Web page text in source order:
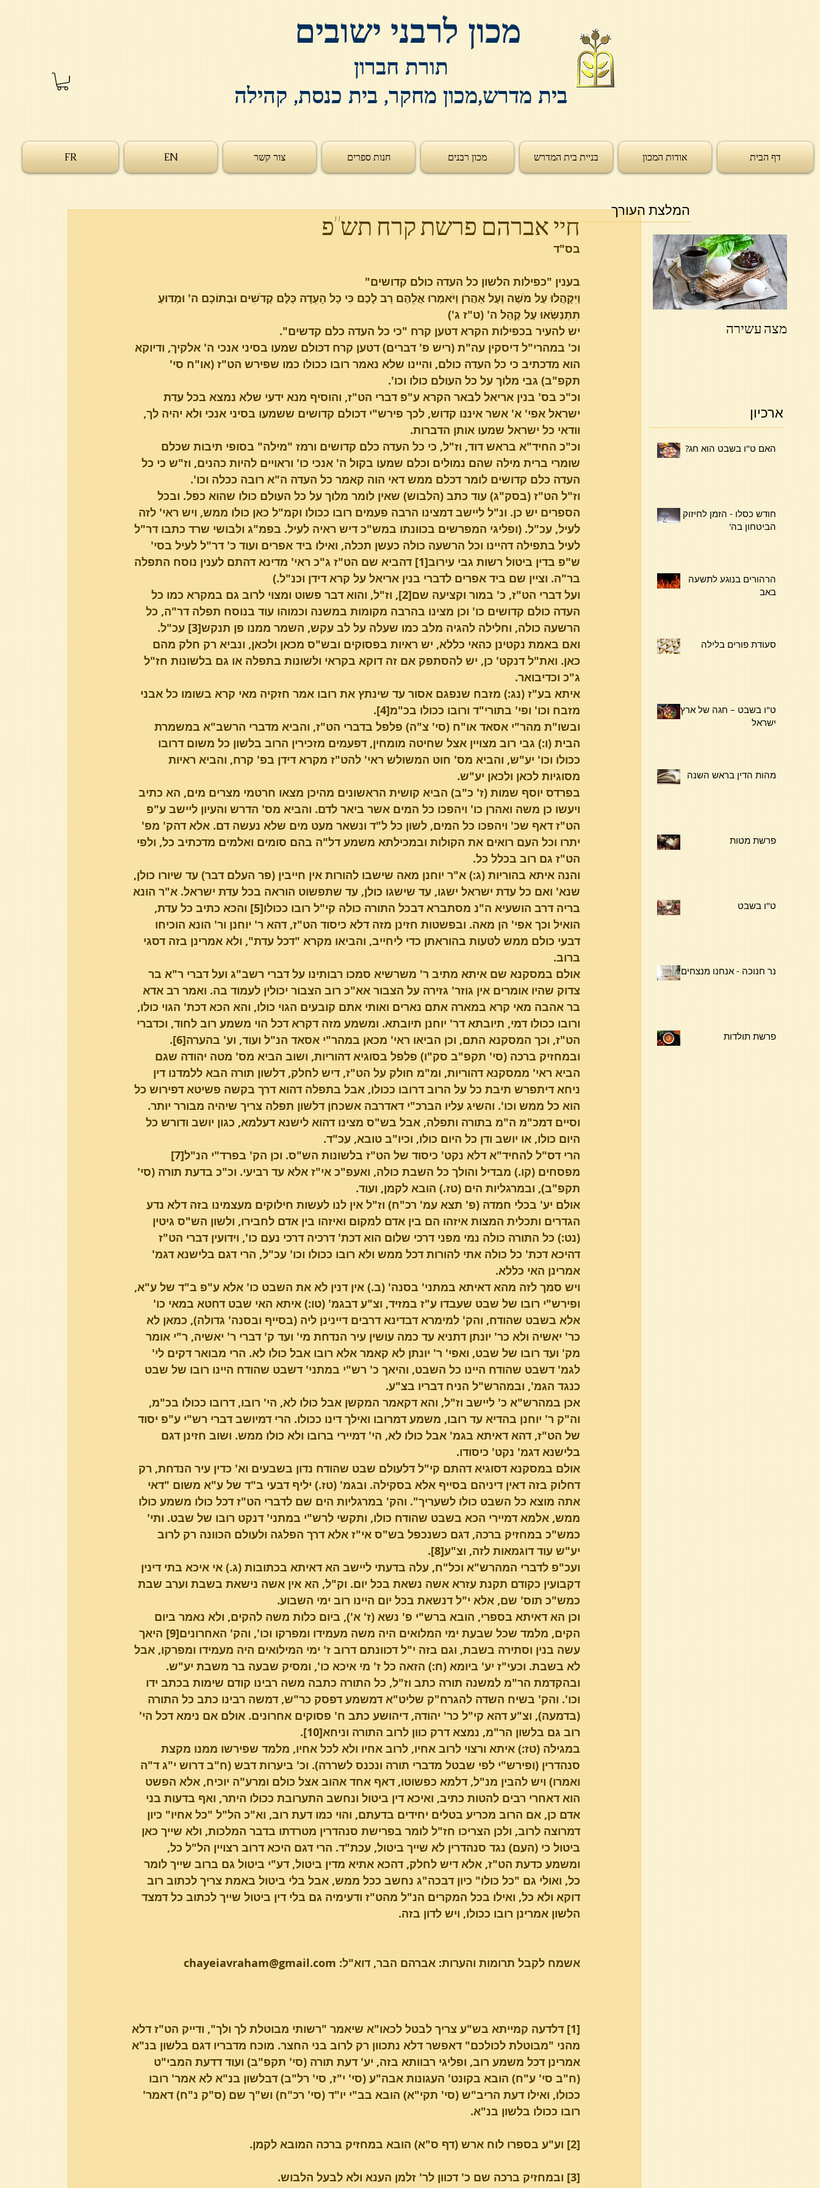
מכון לרבני ישובים
תורת חברון
בית מדרש,מכון מחקר, בית כנסת, קהילה
דף הבית אודות המכון בניית בית המדרש מכון רבנים חנות ספרים צור קשר EN
FR
חיי אברהם פרשת קרח תש"פ
בס"ד
בענין "כפילות הלשון כל העדה כולם קדושים"
וַיִּקָּהֲלוּ עַל מֹשֶׁה וְעַל אַהֲרֹן וַיֹּאמְרוּ אֲלֵהֶם רַב לָכֶם כִּי כָל הָעֵדָה כֻּלָּם קְדֹשִׁים וּבְתוֹכָם ה' וּמַדּוּעַ
תִּתְנַשְּׂאוּ עַל קְהַל ה' (ט"ז ג')
יש להעיר בכפילות הקרא דטען קרח "כי כל העדה כלם קדשים".
וכ' במהרי"ל דיסקין עה"ת (ריש פ' דברים) דטען קרח דכולם שמעו בסיני אנכי ה' אלקיך, ודיוקא
הוא מדכתיב כי כל העדה כולם, והיינו שלא נאמר רובו ככולו כמו שפירש הט"ז (או"ח סי'
תקפ"ב) גבי מלוך על כל העולם כולו וכו'.
וכ"כ בס' בנין אריאל לבאר הקרא ע"פ דברי הט"ז, והוסיף מנא ידעי שלא נמצא בכל עדת
ישראל אפי' א' אשר איננו קדוש, לכך פירש"י דכולם קדושים ששמעו בסיני אנכי ולא יהיה לך,
וודאי כל ישראל שמעו אותן הדברות.
וכ"כ החיד"א בראש דוד, וז"ל, כי כל העדה כלם קדושים ורמז "מילה" בסופי תיבות שכלם
שומרי ברית מילה שהם נמולים וכלם שמעו בקול ה' אנכי כו' וראויים להיות כהנים, וז"ש כי כל
העדה כלם קדושים לומר דכלם ממש דאי הוה קאמר כל העדה ה"א רובה ככלה וכו'.
וז"ל הט"ז (בסק"ג) עוד כתב (הלבוש) שאין לומר מלוך על כל העולם כולו שהוא כפל. ובכל
הספרים יש כן. ונ"ל ליישב דמצינו הרבה פעמים רובו ככולו וקמ"ל כאן כולו ממש, ויש ראי' לזה
לעיל, עכ"ל. (ופליגי המפרשים בכוונתו במש"כ דיש ראיה לעיל. בפמ"ג ולבושי שרד כתבו דר"ל
לעיל בתפילה דהיינו וכל הרשעה כולה כעשן תכלה, ואילו ביד אפרים ועוד כ' דר"ל לעיל בסי'
ש"פ בדין ביטול רשות גבי עירוב[1] דהביא שם הט"ז ג"כ ראי' מדינא דהתם לענין נוסח התפלה
בר"ה. וציין שם ביד אפרים לדברי בנין אריאל על קרא דידן וכנ"ל.)
ועל דברי הט"ז, כ' במור וקציעה שם[2], וז"ל, והוא דבר פשוט ומצוי לרוב גם במקרא כמו כל
העדה כולם קדושים כו' וכן מצינו בהרבה מקומות במשנה וכמוהו עוד בנוסח תפלה דר"ה, כל
הרשעה כולה, וחלילה להגיה מלב כמו שעלה על לב עקש, השמר ממנו פן תנקש[3] עכ"ל.
ואם באמת נקטינן כהאי כללא, יש ראיות בפסוקים ובש"ס מכאן ולכאן, ונביא רק חלק מהם
כאן. ואת"ל דנקט' כן, יש להסתפק אם זה דוקא בקראי ולשונות בתפלה או גם בלשונות חז"ל
ג"כ וכדיבואר.
איתא בע"ז (נג:) מזבח שנפגם אסור עד שינתץ את רובו אמר חזקיה מאי קרא בשומו כל אבני
מזבח וכו' ופי' בתורי"ד ורובו ככולו בכ"מ[4].
ובשו"ת מהר"י אסאד או"ח (סי' צ"ה) פלפל בדברי הט"ז, והביא מדברי הרשב"א במשמרת
הבית (ו:) גבי רוב מצויין אצל שחיטה מומחין, דפעמים מזכירין הרוב בלשון כל משום דרובו
ככולו וכו' יע"ש, והביא מס' חוט המשולש ראי' להט"ז מקרא דידן בפ' קרח, והביא ראיות
מסוגיות לכאן ולכאן יע"ש.
בפרדס יוסף שמות (ז' כ"ב) הביא קושית הראשונים מהיכן מצאו חרטמי מצרים מים, הא כתיב
ויעשו כן משה ואהרן כו' ויהפכו כל המים אשר ביאר לדם. והביא מס' הדרש והעיון ליישב ע"פ
הט"ז דאף שכ' ויהפכו כל המים, לשון כל ל"ד ונשאר מעט מים שלא נעשה דם. אלא דהק' מפ'
יתרו וכל העם רואים את הקולות ובמכילתא משמע דל"ה בהם סומים ואלמים מדכתיב כל, ולפי
הט"ז גם רוב בכלל כל.
והנה איתא בהוריות (ג:) א"ר יוחנן מאה שישבו להורות אין חייבין (פר העלם דבר) עד שיורו כולן,
שנא' ואם כל עדת ישראל ישגו, עד שישגו כולן, עד שתפשוט הוראה בכל עדת ישראל. א"ר הונא
בריה דרב הושעיא ה"נ מסתברא דבכל התורה כולה קי"ל רובו ככולו[5] והכא כתיב כל עדת,
הואיל וכך אפי' הן מאה. ובפשטות חזינן מזה דלא כיסוד הט"ז, דהא ר' יוחנן ור' הונא הוכיחו
דבעי כולם ממש לטעות בהוראתן כדי ליחייב, והביאו מקרא "דכל עדת", ולא אמרינן בזה דסגי
ברוב.
אולם במסקנא שם איתא מתיב ר' משרשיא סמכו רבותינו על דברי רשב"ג ועל דברי ר"א בר
צדוק שהיו אומרים אין גוזר' גזירה על הצבור אא"כ רוב הצבור יכולין לעמוד בה. ואמר רב אדא
בר אהבה מאי קרא במארה אתם נארים ואותי אתם קובעים הגוי כולו, והא הכא דכת' הגוי כולו,
ורובו ככולו דמי, תיובתא דר' יוחנן תיובתא. ומשמע מזה דקרא דכל הוי משמע רוב לחוד, וכדברי
הט"ז, וכך המסקנא התם, וכן הביאו ראי' מכאן במהר"י אסאד הנ"ל ועוד, וע' בהערה[6].
ובמחזיק ברכה (סי' תקפ"ב סק"ו) פלפל בסוגיא דהוריות, ושוב הביא מס' מטה יהודה שגם
הביא ראי' ממסקנא דהוריות, ומ"מ חולק על הט"ז, דיש לחלק, דלשון תורה הבא ללמדנו דין
ניחא דיתפרש תיבת כל על הרוב דרובו ככולו, אבל בתפלה דהוא דרך בקשה פשיטא דפירוש כל
הוא כל ממש וכו'. והשיג עליו הברכ"י דאדרבה אשכחן דלשון תפלה צריך שיהיה מבורר יותר.
וסיים דמכ"מ ה"מ בתורה ותפלה, אבל בש"ס מצינו דהוא לישנא דעלמא, כגון יושב ודורש כל
היום כולו, או יושב ודן כל היום כולו, וכיו"ב טובא, עכ"ד.
הרי דס"ל להחיד"א דלא נקט' כיסוד של הט"ז בלשונות הש"ס. וכן הק' בפרד"י הנ"ל[7]
מפסחים (קו.) מבדיל והולך כל השבת כולה, ואעפ"כ אי"ז אלא עד רביעי. וכ"כ בדעת תורה (סי'
תקפ"ב), ובמרגליות הים (טז.) הובא לקמן, ועוד.
אולם יע' בכלי חמדה (פ' תצא עמ' רכ"ח) וז"ל אין לנו לעשות חילוקים מעצמינו בזה דלא נדע
הגדרים ותכלית המצות איזהו הם בין אדם למקום ואיזהו בין אדם לחבירו, ולשון הש"ס גיטין
(נט:) כל התורה כולה נמי מפני דרכי שלום הוא דכת' דרכיה דרכי נעם כו', וידועין דברי הט"ז
דהיכא דכת' כל כולה אתי להורות דכל ממש ולא רובו ככולו וכו' עכ"ל, הרי דגם בלישנא דגמ'
אמרינן האי כללא.
ויש סמך לזה מהא דאיתא במתני' בסנה' (ב.) אין דנין לא את השבט כו' אלא ע"פ ב"ד של ע"א,
ופירש"י רובו של שבט שעבדו ע"ז במזיד, וצ"ע דבגמ' (טו:) איתא האי שבט דחטא במאי כו'
אלא בשבט שהודח, והק' למימרא דבדינא דרבים דיינינן ליה (בסייף ובסנה' גדולה), כמאן לא
כר' יאשיה ולא כר' יונתן דתניא עד כמה עושין עיר הנדחת מי' ועד ק' דברי ר' יאשיה, ר"י אומר
מק' ועד רובו של שבט, ואפי' ר' יונתן לא קאמר אלא רובו אבל כולו לא. הרי מבואר דקים לי'
לגמ' דשבט שהודח היינו כל השבט, והיאך כ' רש"י במתני' דשבט שהודח היינו רובו של שבט
כנגד הגמ', ובמהרש"ל הניח דבריו בצ"ע.
אכן במהרש"א כ' ליישב וז"ל, והא דקאמר המקשן אבל כולו לא, הי' רובו, דרובו ככולו בכ"מ,
וה"ק ר' יוחנן בהדיא עד רובו, משמע דמרובו ואילך דינו ככולו. הרי דמיושב דברי רש"י ע"פ יסוד
של הט"ז, דהא דאיתא בגמ' אבל כולו לא, הי' דמיירי ברובו ולא כולו ממש. ושוב חזינן דגם
בלישנא דגמ' נקט' כיסודו.
אולם במסקנא דסוגיא דהתם קי"ל דלעולם שבט שהודח נדון בשבעים וא' כדין עיר הנדחת, רק
דחלוק בזה דאין דיניהם בסייף אלא בסקילה. ובגמ' (טז.) יליף דבעי ב"ד של ע"א משום "דאי
אתה מוצא כל השבט כולו לשעריך". והק' במרגליות הים שם לדברי הט"ז דכל כולו משמע כולו
ממש, אלמא דמיירי הכא בשבט שהודח כולו, ותקשי לרש"י במתני' דנקט רובו של שבט. ותי'
כמש"כ במחזיק ברכה, דגם כשנכפל בש"ס אי"ז אלא דרך הפלגה ולעולם הכוונה רק לרוב
יע"ש עוד דוגמאות לזה, וצ"ע[8].
ועכ"פ לדברי המהרש"א וכל"ח, עלה בדעתי ליישב הא דאיתא בכתובות (ג.) אי איכא בתי דינין
דקבועין כקודם תקנת עזרא אשה נשאת בכל יום. וק"ל, הא אין אשה נישאת בשבת וערב שבת
כמש"כ תוס' שם, אלא י"ל דנשאת בכל יום היינו רוב ימי השבוע.
וכן הא דאיתא בספרי, הובא ברש"י פ' נשא (ז' א'), ביום כלות משה להקים, ולא נאמר ביום
הקים, מלמד שכל שבעת ימי המלואים היה משה מעמידו ומפרקו וכו', והק' האחרונים[9] היאך
עשה בנין וסתירה בשבת, וגם בזה י"ל דכוונתם דרוב ז' ימי המילואים היה מעמידו ומפרקו, אבל
לא בשבת. וכעי"ז יע' ביומא (ח:) הזאה כל ז' מי איכא כו', ומסיק שבעה בר משבת יע"ש.
ובהקדמת הר"מ למשנה תורה כתב וז"ל, כל התורה כתבה משה רבינו קודם שימות בכתב ידו
וכו'. והק' בשיח השדה להגרח"ק שליט"א דמשמע דפסק כר"ש, דמשה רבינו כתב כל התורה
(בדמעה), וצ"ע דהא קי"ל כר' יהודה, דיהושע כתב ח' פסוקים אחרונים. אולם אם נימא דכל הי'
רוב גם בלשון הר"מ, נמצא דרק כוון לרוב התורה וניחא[10].
במגילה (טז:) איתא ורצוי לרוב אחיו, לרוב אחיו ולא לכל אחיו, מלמד שפירשו ממנו מקצת
סנהדרין (ופירש"י לפי שבטל מדברי תורה ונכנס לשררה). וכ' ביערות דבש (ח"ב דרוש י"ג ד"ה
ואמרו) ויש להבין מנ"ל, דלמא כפשוטו, דאף אחד אהוב אצל כולם ומרע"ה יוכיח, אלא הפשט
הוא דאחרי רבים להטות כתיב, ואיכא דין ביטול ונחשב התערובת ככולו היתר, ואף בדעות בני
אדם כן, אם הרוב מכריע בטלים יחידים בדעתם, והוי כמו דעת רוב, וא"כ הל"ל "כל אחיו" כיון
דמרוצה לרוב, ולכן הצריכו חז"ל לומר בפרישת סנהדרין מטרדתו בדבר המלכות, ולא שייך כאן
ביטול כי (העם) נגד סנהדרין לא שייך ביטול, עכת"ד. הרי דגם היכא דרוב רצויין הל"ל כל,
ומשמע כדעת הט"ז, אלא דיש לחלק, דהכא אתיא מדין ביטול, דע"י ביטול גם ברוב שייך לומר
כל, ואולי גם "כל כולו" כיון דבכה"ג נחשב ככל ממש, אבל בלי ביטול באמת צריך לכתוב רוב
דוקא ולא כל, ואילו בכל המקרים הנ"ל מהט"ז ודעימיה גם בלי דין ביטול שייך לכתוב כל דמצד
הלשון אמרינן רובו ככולו, ויש לדון בזה.
אשמח לקבל תרומות והערות: אברהם הבר, דוא"ל: chayeiavraham@gmail.com
[1] דלדעה קמייתא בש"ע צריך לבטל לכאו"א שיאמר "רשותי מבוטלת לך ולך", ודייק הט"ז דלא
מהני "מבוטלת לכולכם" דאפשר דלא נתכוון רק לרוב בני החצר. מוכח מדבריו דגם בלשון בנ"א
אמרינן דכל משמע רוב, ופליגי רבוותא בזה, יע' דעת תורה (סי' תקפ"ב) ועוד דדעת המבי"ט
(ח"ב סי' ע"ח) הובא בקונט' העגונות אבה"ע (סי' י"ז, סי' רל"ב) דבלשון בנ"א לא אמר' רובו
ככולו, ואילו דעת הריב"ש (סי' תקי"א) הובא בב"י יו"ד (סי' רכ"ח) וש"ך שם (ס"ק נ"ח) דאמר'
רובו ככולו בלשון בנ"א.
[2] וע"ע בספרו לוח ארש (דף ס"א) הובא במחזיק ברכה המובא לקמן.
[3] ובמחזיק ברכה שם כ' דכוון לר' זלמן הענא ולא לבעל הלבוש.
המלצת העורך
מצה עשירה פרשת ויקהל פקודי פרשת בשלח
טו בשבט - השירה של
הבריאה
ארכיון
האם ט"ו בשבט הוא חג?
חודש כסלו - הזמן לחיזוק
הביטחון בה'
הרהורים בנוגע לתשעה
באב
סעודת פורים בלילה
ט"ו בשבט – חגה של ארץ
ישראל
מהות הדין בראש השנה
פרשת מטות
ט"ו בשבט
נר חנוכה - אנחנו מנצחים !
פרשת תולדות